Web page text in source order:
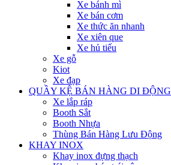
Xe bánh mì
Xe bán cơm
Xe thức ăn nhanh
Xe xiên que
Xe hủ tiếu
Xe gỗ
Kiot
Xe đạp
QUẦY KỆ BÁN HÀNG DI ĐỘNG
Xe lắp ráp
Booth Sắt
Booth Nhựa
Thùng Bán Hàng Lưu Động
KHAY INOX
Khay inox đựng thạch